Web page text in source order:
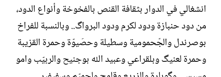
انشغالي في الدوار بثقافة القنص بالفخوخة وأنواع الدود،
من دود حنبازة ودود لكرم ودود البرواگ.. وبالنسبة للفراخ
بوصرندل والجّحمومية وسطيلة وحصَيوّة وحمرة القزيبة
وحمرة لعنيگ وبلقراعي وعبيد الله بوجنيح والربيّب وامو